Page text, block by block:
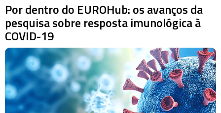
Por dentro do EUROHub: os avanços da
pesquisa sobre resposta imunológica à
COVID-19